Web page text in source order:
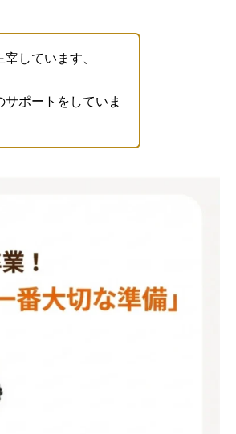
しています、
ポートをしていま